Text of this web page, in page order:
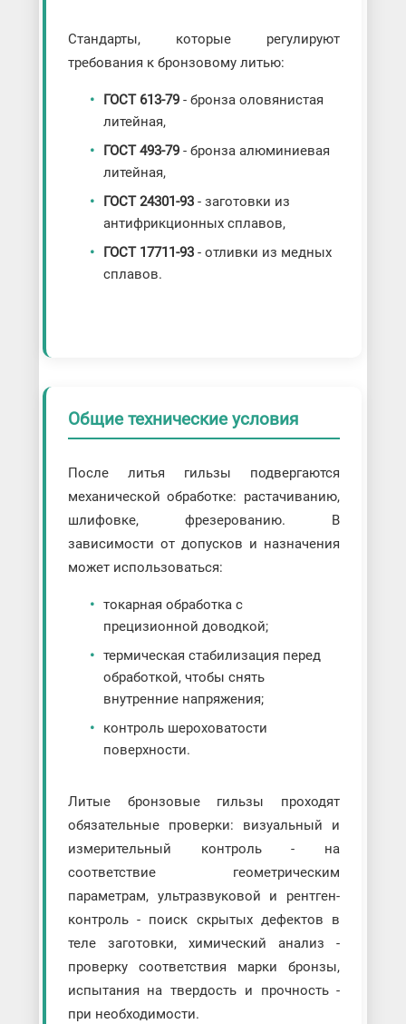
Стандарты, которые регулируют
требования к бронзовому литью:
ГОСТ 613-79- бронза оловянистая
литейная,
ГОСТ 493-79- бронза алюминиевая
литейная,
ГОСТ 24301-93- заготовки из
антифрикционных сплавов,
ГОСТ 17711-93- отливки из медных
сплавов.
Общие технические условия
После литья гильзы подвергаются
механической обработке: растачиванию,
шлифовке, фрезерованию. В
зависимости от допусков и назначения
может использоваться:
токарная обработка с
прецизионной доводкой;
термическая стабилизация перед
обработкой, чтобы снять
внутренние напряжения;
контроль шероховатости
поверхности.
Литые бронзовые гильзы проходят
обязательные проверки: визуальный и
измерительный контроль - на
соответствие геометрическим
параметрам, ультразвуковой и рентген-
контроль - поиск скрытых дефектов в
теле заготовки, химический анализ -
проверку соответствия марки бронзы,
испытания на твердость и прочность -
при необходимости.